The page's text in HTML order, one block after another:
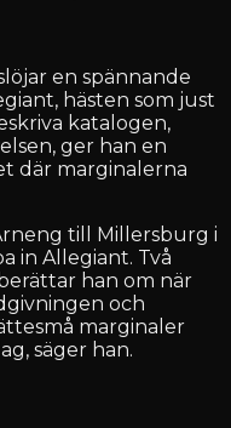
en spännande
hästen som just
katalogen,
ger han en
där marginalerna
till Millersburg i
in Allegiant. Två
han om när
och
marginaler
säger han.